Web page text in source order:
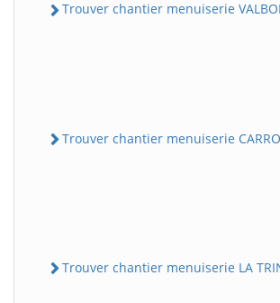
Trouver chantier menuiserie
Trouver chantier menuiserie
Trouver chantier menuiserie LA